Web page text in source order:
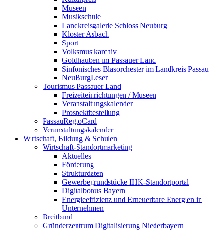
Museen
Musikschule
Landkreisgalerie Schloss Neuburg
Kloster Asbach
Sport
Volksmusikarchiv
Goldhauben im Passauer Land
Sinfonisches Blasorchester im Landkreis Passau
NeuBurgLesen
Tourismus Passauer Land
Freizeiteinrichtungen / Museen
Veranstaltungskalender
Prospektbestellung
PassauRegioCard
Veranstaltungskalender
Wirtschaft, Bildung & Schulen
Wirtschaft-Standortmarketing
Aktuelles
Förderung
Strukturdaten
Gewerbegrundstücke IHK-Standortportal
Digitalbonus Bayern
Energieeffizienz und Erneuerbare Energien in
Unternehmen
Breitband
Gründerzentrum Digitalisierung Niederbayern